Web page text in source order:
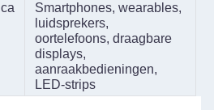
Smartphones, wearables,
luidsprekers,
oortelefoons, draagbare
displays,
aanraakbedieningen,
LED-strips